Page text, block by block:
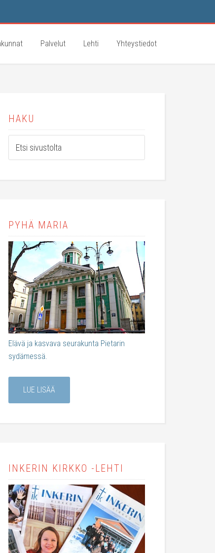
Palvelut Lehti Yhteystiedot
HAKU
PYHÄ MARIA
Elävä ja kasvava seurakunta Pietarin
sydämessä.
LUE LISÄÄ
INKERIN KIRKKO -LEHTI